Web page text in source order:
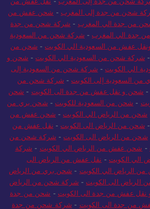
شحن من جدة إلى المغرب - شحن عفش من
من جدة الي المغرب - شركة شحن من جدة
جدة الي المغرب - شركة شحن من السعودية
عفش من السعودية الي الكويت - شحن من
- شركة شحن من السعودية الي الكويت - شحن و
الي الكويت - شركة شحن من السعودية إلى
من السعودية إلى الكويت - شركة شحن من
- شحن و نقل عفش من جدة الى الكويت - شحن
- شحن من السعودية للكويت - شحن بري من
شحن من الرياض الي الكويت - شحن عفش من
- شحن من الرياض الى الكويت - نقل عفش من
شحن من الرياض الى الكويت - شركة شحن من
- شحن عفش من الرياض الي الكويت - شركة
الي الكويت - نقل عفش من الرياض الى
الرياض الي الكويت - شحن بري من الرياض
الرياض الى الكويت - شركة شحن من الرياض
عفش من جدة الى الكويت - شحن من جدة
من جدة الى الكويت - شركة شحن من جدة